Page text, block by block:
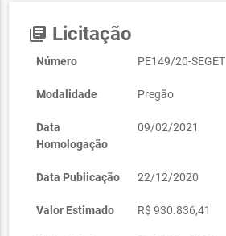
library_books Licitação
Número PE149/20-SEGET
Modalidade Pregão
Data
Homologação
09/02/2021
Data Publicação 22/12/2020
Valor Estimado R$ 930.836,41